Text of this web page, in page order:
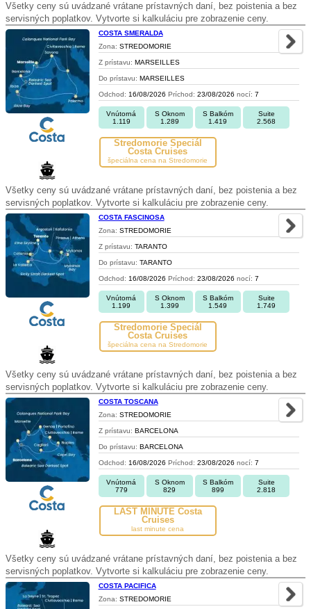
Všetky ceny sú uvádzané vrátane prístavných daní, bez poistenia a bez
servisných poplatkov. Vytvorte si kalkuláciu pre zobrazenie ceny.
COSTA SMERALDA
Zona: STREDOMORIE
Z prístavu: MARSEILLES
Do prístavu: MARSEILLES
Odchod: 16/08/2026 Príchod: 23/08/2026 nocí: 7
Vnútorná
1.119
S Oknom
1.289
S Balkóm
1.419
Suite
2.568
Stredomorie Špeciál
Costa Cruises
špeciálna cena na Stredomorie
Všetky ceny sú uvádzané vrátane prístavných daní, bez poistenia a bez
servisných poplatkov. Vytvorte si kalkuláciu pre zobrazenie ceny.
COSTA FASCINOSA
Zona: STREDOMORIE
Z prístavu: TARANTO
Do prístavu: TARANTO
Odchod: 16/08/2026 Príchod: 23/08/2026 nocí: 7
Vnútorná
1.199
S Oknom
1.399
S Balkóm
1.549
Suite
1.749
Stredomorie Špeciál
Costa Cruises
špeciálna cena na Stredomorie
Všetky ceny sú uvádzané vrátane prístavných daní, bez poistenia a bez
servisných poplatkov. Vytvorte si kalkuláciu pre zobrazenie ceny.
COSTA TOSCANA
Zona: STREDOMORIE
Z prístavu: BARCELONA
Do prístavu: BARCELONA
Odchod: 16/08/2026 Príchod: 23/08/2026 nocí: 7
Vnútorná
779
S Oknom
829
S Balkóm
899
Suite
2.818
LAST MINUTE Costa
Cruises
last minute cena
Všetky ceny sú uvádzané vrátane prístavných daní, bez poistenia a bez
servisných poplatkov. Vytvorte si kalkuláciu pre zobrazenie ceny.
COSTA PACIFICA
Zona: STREDOMORIE